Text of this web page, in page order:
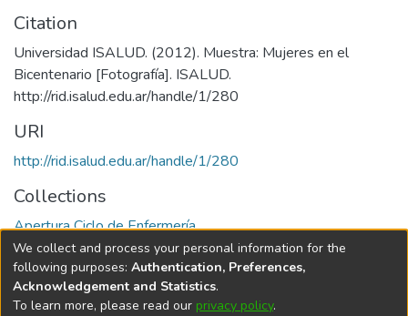
Citation
Universidad ISALUD. (2012). Muestra: Mujeres en el
Bicentenario [Fotografía]. ISALUD.
URI
http://rid.isalud.edu.ar/handle/1/280
Collections
Apertura Ciclo de Enfermería
Full item page
We collect and process your personal information for the
following purposes: Authentication, Preferences,
Acknowledgement and Statistics.
To learn more, please read our privacy policy.